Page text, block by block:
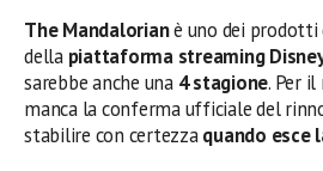
The Mandalorianè uno dei prodotti
dellapiattaforma streaming
sarebbe anche una 4 stagione. Per
manca la conferma ufficiale del
stabilire con certezzaquando esce